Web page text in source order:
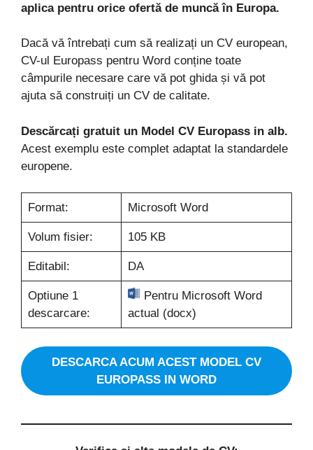
aplica pentru orice ofertă de muncă în Europa.
Dacă vă întrebați cum să realizați un CV european,
CV-ul Europass pentru Word conține toate
câmpurile necesare care vă pot ghida și vă pot
ajuta să construiți un CV de calitate.
Descărcați gratuit un Model CV Europass in alb.
Acest exemplu este complet adaptat la standardele
europene.
Format: Microsoft Word
Volum fisier: 105 KB
Editabil: DA
Optiune 1
descarcare:
Pentru Microsoft Word
actual (docx)
DESCARCA ACUM ACEST MODEL CV
EUROPASS IN WORD